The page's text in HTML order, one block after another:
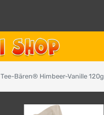
Tee-Bären® Himbeer-Vanille 120g